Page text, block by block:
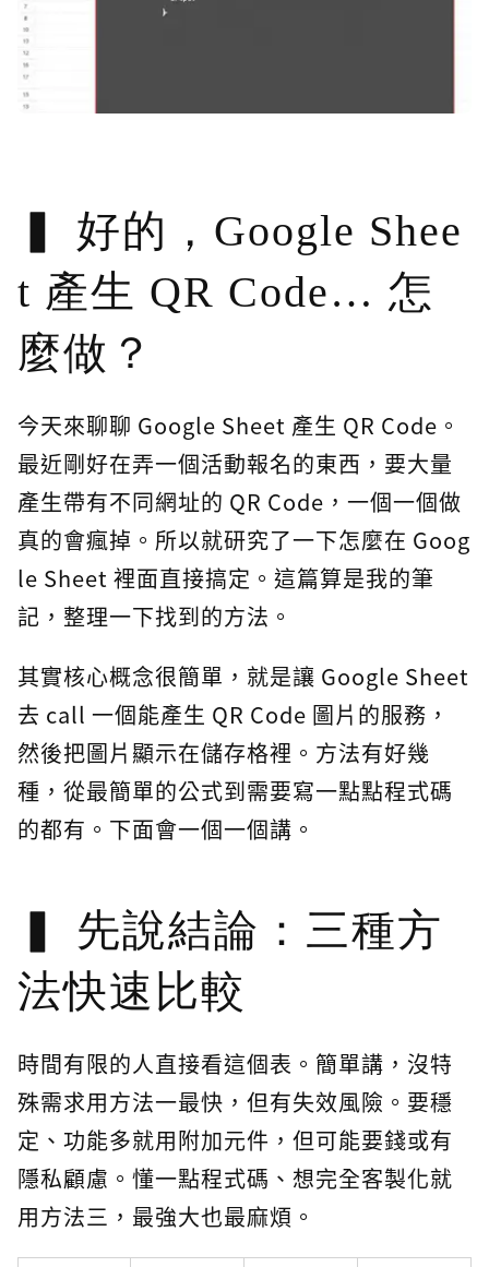
好的，Google Shee
t 產生 QR Code… 怎
麼做？
今天來聊聊 Google Sheet 產生 QR Code。
最近剛好在弄一個活動報名的東西，要大量
產生帶有不同網址的 QR Code，一個一個做
真的會瘋掉。所以就研究了一下怎麼在 Goog
le Sheet 裡面直接搞定。這篇算是我的筆
記，整理一下找到的方法。
其實核心概念很簡單，就是讓 Google Sheet
去 call 一個能產生 QR Code 圖片的服務，
然後把圖片顯示在儲存格裡。方法有好幾
種，從最簡單的公式到需要寫一點點程式碼
的都有。下面會一個一個講。
先說結論：三種方
法快速比較
時間有限的人直接看這個表。簡單講，沒特
殊需求用方法一最快，但有失效風險。要穩
定、功能多就用附加元件，但可能要錢或有
隱私顧慮。懂一點程式碼、想完全客製化就
用方法三，最強大也最麻煩。